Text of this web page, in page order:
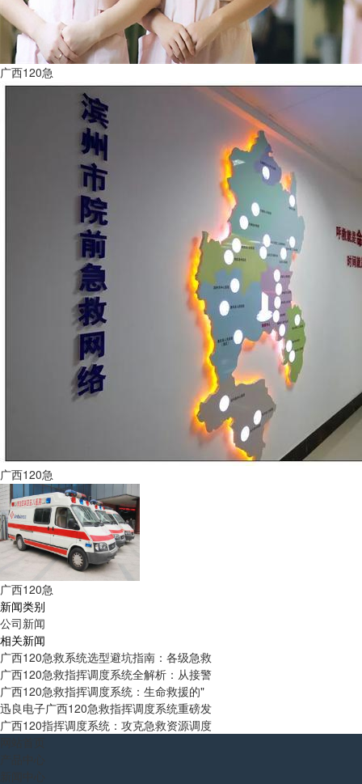
广西120急
广西120急
广西120急
新闻类别
公司新闻
相关新闻
广西120急救系统选型避坑指南：各级急救
广西120急救指挥调度系统全解析：从接警
广西120急救指挥调度系统：生命救援的"
迅良电子广西120急救指挥调度系统重磅发
广西120指挥调度系统：攻克急救资源调度